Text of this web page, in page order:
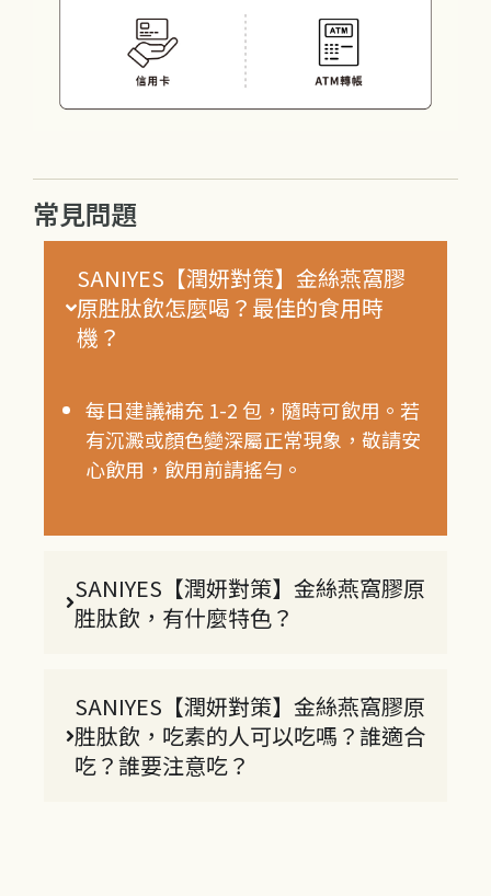
常見問題
SANIYES【潤妍對策】金絲燕窩膠
原胜肽飲怎麼喝？最佳的食用時
機？
每日建議補充 1-2 包，隨時可飲用。若
有沉澱或顏色變深屬正常現象，敬請安
心飲用，飲用前請搖勻。
SANIYES【潤妍對策】金絲燕窩膠原
胜肽飲，有什麼特色？
SANIYES【潤妍對策】金絲燕窩膠原
胜肽飲，吃素的人可以吃嗎？誰適合
吃？誰要注意吃？